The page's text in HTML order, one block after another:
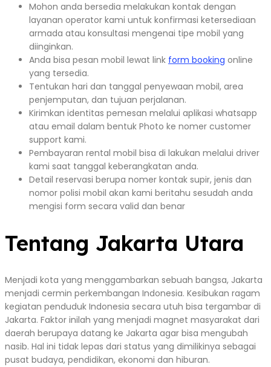
Mohon anda bersedia melakukan kontak dengan
layanan operator kami untuk konfirmasi ketersediaan
armada atau konsultasi mengenai tipe mobil yang
diinginkan.
Anda bisa pesan mobil lewat link form booking online
yang tersedia.
Tentukan hari dan tanggal penyewaan mobil, area
penjemputan, dan tujuan perjalanan.
Kirimkan identitas pemesan melalui aplikasi whatsapp
atau email dalam bentuk Photo ke nomer customer
support kami.
Pembayaran rental mobil bisa di lakukan melalui driver
kami saat tanggal keberangkatan anda.
Detail reservasi berupa nomer kontak supir, jenis dan
nomor polisi mobil akan kami beritahu sesudah anda
mengisi form secara valid dan benar
Tentang Jakarta Utara
Menjadi kota yang menggambarkan sebuah bangsa, Jakarta
menjadi cermin perkembangan Indonesia. Kesibukan ragam
kegiatan penduduk Indonesia secara utuh bisa tergambar di
Jakarta. Faktor inilah yang menjadi magnet masyarakat dari
daerah berupaya datang ke Jakarta agar bisa mengubah
nasib. Hal ini tidak lepas dari status yang dimilikinya sebagai
pusat budaya, pendidikan, ekonomi dan hiburan.